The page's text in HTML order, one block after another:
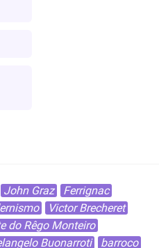
John Graz
Ferrignac
Victor Brecheret
do Rêgo Monteiro
Buonarroti barroco